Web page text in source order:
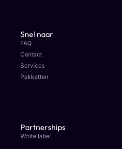
Snel naar
FAQ
Contact
Services
Pakketten
Partnerships
White label